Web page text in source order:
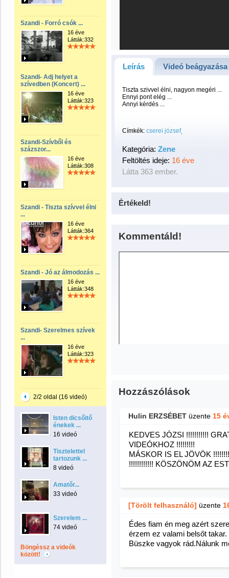
Szandi - Forró csók ...
16 éve
Látták:332
Szandi- Adj helyet a
szívedben (Koncert) ...
16 éve
Látták:323
Szandi-Szívből és
százszor...
16 éve
Látták:308
Szandi - Tiszta szívvel élni
...
16 éve
Látták:364
Szandi - Jó az álmodozás ...
16 éve
Látták:348
Szandi- Szerelmes szívek
...
16 éve
Látták:323
2/2 oldal (16 videó)
Isten dicsőitő
énekek ...
16 videó
Tisztelettel
tartozunk ...
8 videó
Amatőr...
33 videó
Szerelem ...
74 videó
Böngéssz a videók
között!
Leírás Videó beágyazása
Tiszta szivvel élni, nagyon megéri ...
Ennyi pont elég ...
Annyi kérdés ...
Címkék: cserei józsef
Kategória: Zene
Feltöltés ideje: 16 éve
Látta 363 ember.
Értékeld!
Kommentáld!
Hozzászólások
Hulin ERZSÉBET üzente 15
KEDVES JÓZSI !!!!!!!!!!!
VIDEÓKHOZ !!!!!!!!!
MÁSKOR IS EL JÖVÖK
!!!!!!!!!!!! KÖSZÖNÖM AZ
[Törölt felhasználó] üzente
Édes fiam én meg azért
érzem ez valami belsőt
Büszke vagyok rád.Nálunk